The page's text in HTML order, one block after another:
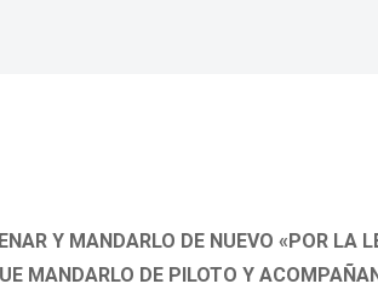
Y MANDARLO DE NUEVO «POR LA
MANDARLO DE PILOTO Y